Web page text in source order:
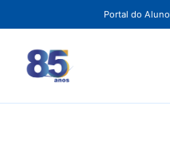
Portal do Aluno